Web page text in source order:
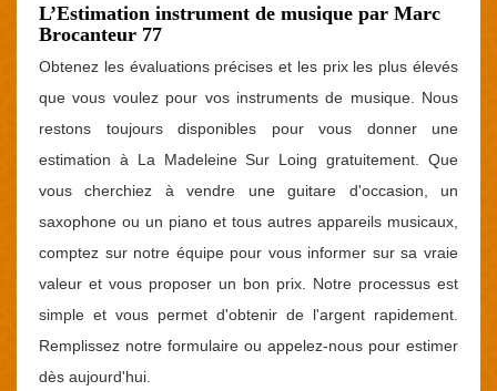
L’Estimation instrument de musique par Marc
Brocanteur 77
Obtenez les évaluations précises et les prix les plus élevés
que vous voulez pour vos instruments de musique. Nous
restons toujours disponibles pour vous donner une
estimation à La Madeleine Sur Loing gratuitement. Que
vous cherchiez à vendre une guitare d'occasion, un
saxophone ou un piano et tous autres appareils musicaux,
comptez sur notre équipe pour vous informer sur sa vraie
valeur et vous proposer un bon prix. Notre processus est
simple et vous permet d'obtenir de l'argent rapidement.
Remplissez notre formulaire ou appelez-nous pour estimer
dès aujourd'hui.